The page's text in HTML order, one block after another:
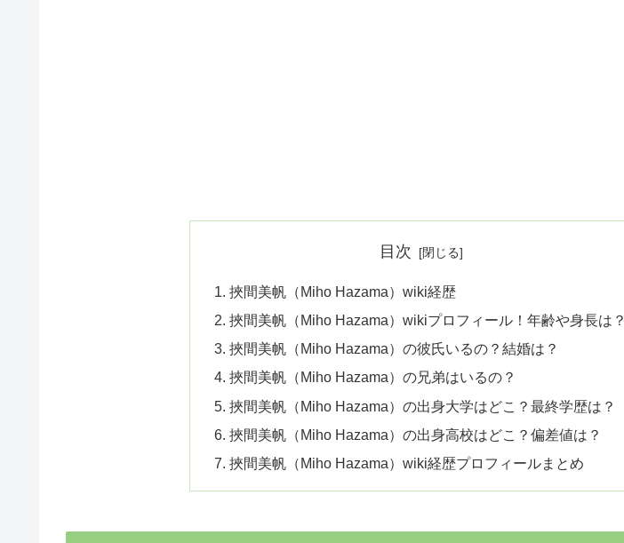
目次
挾間美帆（Miho Hazama）wiki経歴
挾間美帆（Miho Hazama）wikiプロフィール！年齢や身長は？
挾間美帆（Miho Hazama）の彼氏いるの？結婚は？
挾間美帆（Miho Hazama）の兄弟はいるの？
挾間美帆（Miho Hazama）の出身大学はどこ？最終学歴は？
挾間美帆（Miho Hazama）の出身高校はどこ？偏差値は？
挾間美帆（Miho Hazama）wiki経歴プロフィールまとめ